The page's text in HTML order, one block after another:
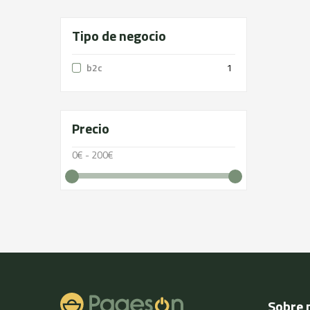
Tipo de negocio
b2c 1
Precio
0€ - 200€